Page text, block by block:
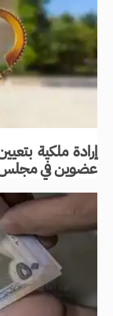
إرادة ملكية
عضوين في مجلس